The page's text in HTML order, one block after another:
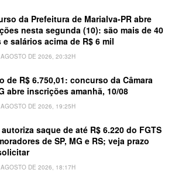
da Prefeitura de Marialva-PR abre
nesta segunda (10): são mais de 40
e salários acima de R$ 6 mil
DE 2026, 20:32H
de R$ 6.750,01: concurso da Câmara
abre inscrições amanhã, 10/08
DE 2026, 19:25H
saque de até R$ 6.220 do FGTS
de SP, MG e RS; veja prazo
DE 2026, 18:17H